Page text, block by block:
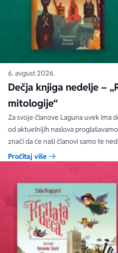
6. avgust 2026.
Dečja knjiga nedelje –
mitologije“
Za svoje članove Laguna uvek ima
od aktuelnijih naslova
znači da će naši članovi samo te
nedelje sa specijalnim DODATNIM
Pročitaj više